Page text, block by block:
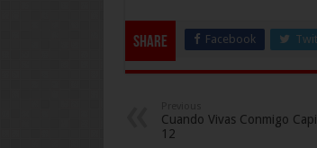
Share Facebook
Cuando Vivas Conmigo
12